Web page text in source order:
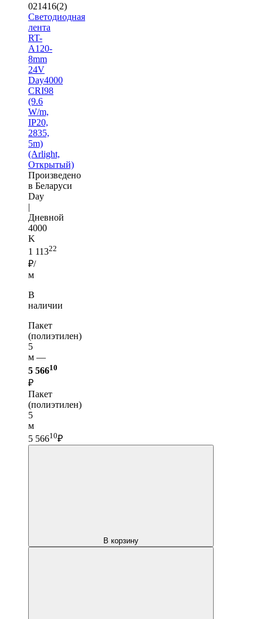
021416(2)
Светодиодная
лента
RT-
A120-
8mm
24V
Day4000
CRI98
(9.6
W/m,
IP20,
2835,
5m)
(Arlight,
Открытый)
Произведено
в Беларуси
Day
|
Дневной
4000
K
1 11322
₽/
м
В
наличии
Пакет
(полиэтилен)
5
м —
5 56610
₽
Пакет
(полиэтилен)
5
м
5 56610₽
В корзину